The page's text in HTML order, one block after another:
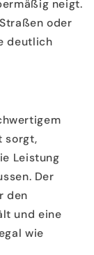
neigt.
oder
deutlich
sorgt,
Leistung
Der
den
und eine
wie